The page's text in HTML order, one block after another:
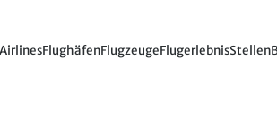
AirlinesFlughäfenFlugzeugeFlugerlebnisStellen